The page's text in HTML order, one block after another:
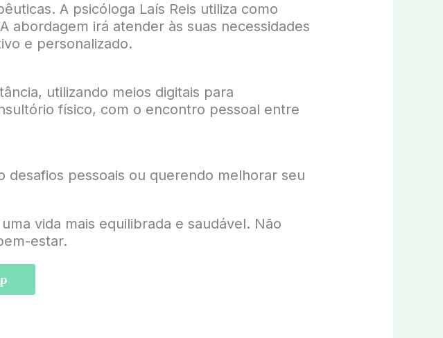
A psicóloga Laís Reis utiliza como
abordagem irá atender às suas necessidades
e personalizado.
utilizando meios digitais para
físico, com o encontro pessoal entre
pessoais ou querendo melhorar seu
vida mais equilibrada e saudável. Não
estar.